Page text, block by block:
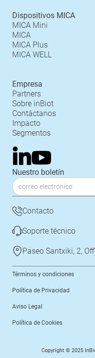
Dispositivos MICA
MICA Mini
MICA
MICA Plus
MICA WELL
Empresa
Partners
Sobre inBiot
Contáctanos
Impacto
Segmentos
Nuestro boletín
Contacto
Soporte técnico
Paseo Santxiki, 2,
Términos y condiciones
Política de Privacidad
Aviso Legal
Política de Cookies
Copyright © 2025